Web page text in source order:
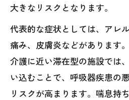
大きなリスクとなります。
代表的な症状としては、アレ
痛み、皮膚炎などがあります
介護に近い滞在型の施設では
い込むことで、呼吸器疾患の
リスクが高まります。喘息持